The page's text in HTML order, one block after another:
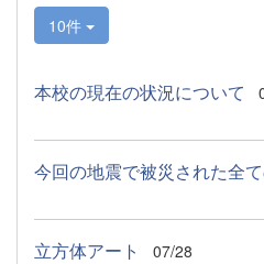
10件
本校の現在の状況について
今回の地震で被災された全
立方体アート 07/28